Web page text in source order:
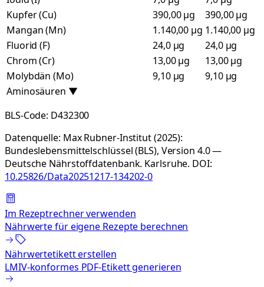
Kupfer (Cu)
390,00 µg
390,00 µg
Mangan (Mn)
1.140,00 µg 1.140,00 µg
Fluorid (F)
24,0 µg
24,0 µg
Chrom (Cr)
13,00 µg
13,00 µg
Molybdän (Mo)
9,10 µg
9,10 µg
Aminosäuren ▼
BLS-Code: D432300
Datenquelle: Max Rubner-Institut (2025):
Bundeslebensmittelschlüssel (BLS), Version 4.0 —
Deutsche Nährstoffdatenbank. Karlsruhe. DOI:
10.25826/Data20251217-134202-0
Im Rezeptrechner verwenden
Nährwerte für eigene Rezepte berechnen
Nährwertetikett erstellen
LMIV-konformes PDF-Etikett generieren